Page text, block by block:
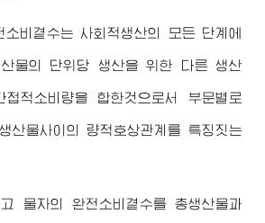
비곁수는 사회적생산의 모든 단계에
물의 단위당 생산을 위한 다른 생산
적소비량을 합한것으로서 부문별로
산물사이의 량적호상관계를 특징짓는
물자의 완전소비곁수를 총생산물과